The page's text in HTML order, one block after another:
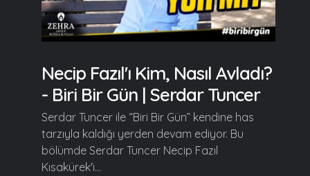
Necip Fazıl'ı Kim, Nasıl Avladı?
- Biri Bir Gün | Serdar Tuncer
Serdar Tuncer ile “Biri Bir Gün” kendine has
tarzıyla kaldığı yerden devam ediyor. Bu
bölümde Serdar Tuncer Necip Fazıl
Kısakürek'i...